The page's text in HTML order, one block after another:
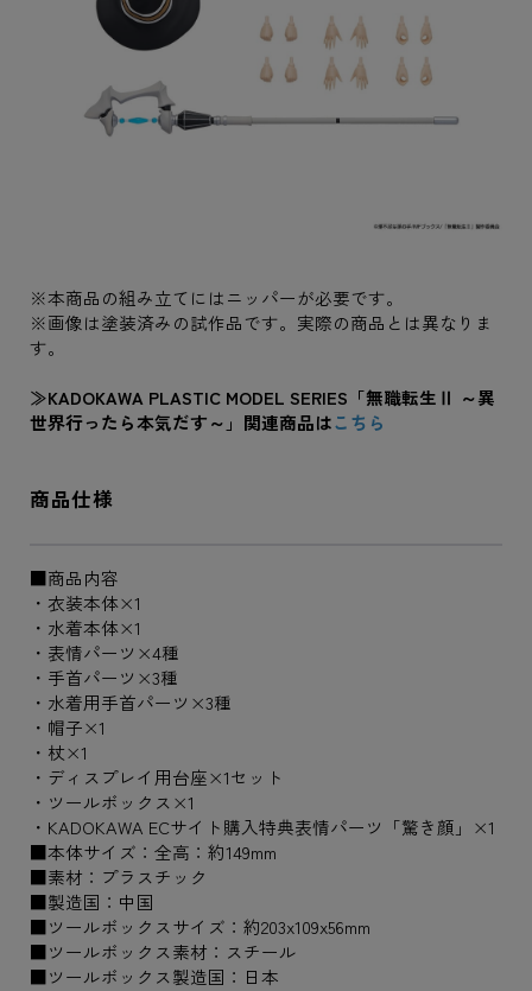
※本商品の組み立てにはニッパーが必要です。
※画像は塗装済みの試作品です。実際の商品とは異なりま
す。
≫KADOKAWA PLASTIC MODEL SERIES「無職転生Ⅱ ～異
世界行ったら本気だす～」関連商品はこちら
商品仕様
■商品内容
・衣装本体×1
・水着本体×1
・表情パーツ×4種
・手首パーツ×3種
・水着用手首パーツ×3種
・帽子×1
・杖×1
・ディスプレイ用台座×1セット
・ツールボックス×1
・KADOKAWA ECサイト購入特典表情パーツ「驚き顔」×1
■本体サイズ：全高：約149mm
■素材：プラスチック
■製造国：中国
■ツールボックスサイズ：約203x109x56mm
■ツールボックス素材：スチール
■ツールボックス製造国：日本